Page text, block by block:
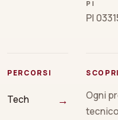
PI
PI
PERCORSI
Tech →
Ogni